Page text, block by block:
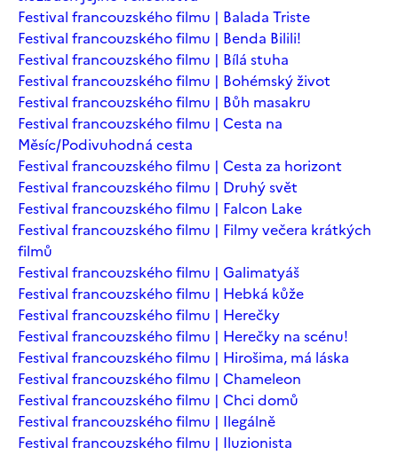
Festival francouzského filmu | Balada Triste
Festival francouzského filmu | Benda Bilili!
Festival francouzského filmu | Bílá stuha
Festival francouzského filmu | Bohémský život
Festival francouzského filmu | Bůh masakru
Festival francouzského filmu | Cesta na
Měsíc/Podivuhodná cesta
Festival francouzského filmu | Cesta za horizont
Festival francouzského filmu | Druhý svět
Festival francouzského filmu | Falcon Lake
Festival francouzského filmu | Filmy večera krátkých
filmů
Festival francouzského filmu | Galimatyáš
Festival francouzského filmu | Hebká kůže
Festival francouzského filmu | Herečky
Festival francouzského filmu | Herečky na scénu!
Festival francouzského filmu | Hirošima, má láska
Festival francouzského filmu | Chameleon
Festival francouzského filmu | Chci domů
Festival francouzského filmu | Ilegálně
Festival francouzského filmu | Iluzionista